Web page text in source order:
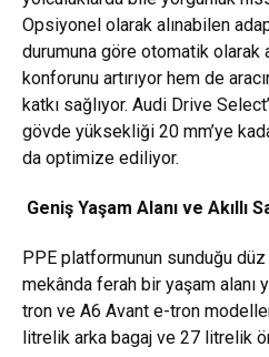
Opsiyonel olarak alınabilen
durumuna göre otomatik olarak
konforunu artırıyor hem de
katkı sağlıyor. Audi Drive
gövde yüksekliği 20 mm’ye
da optimize ediliyor.
Geniş Yaşam Alanı ve Akıllı
PPE platformunun sunduğu düz
mekânda ferah bir yaşam alanı
tron ve A6 Avant e-tron
litrelik arka bagaj ve 27 litrelik